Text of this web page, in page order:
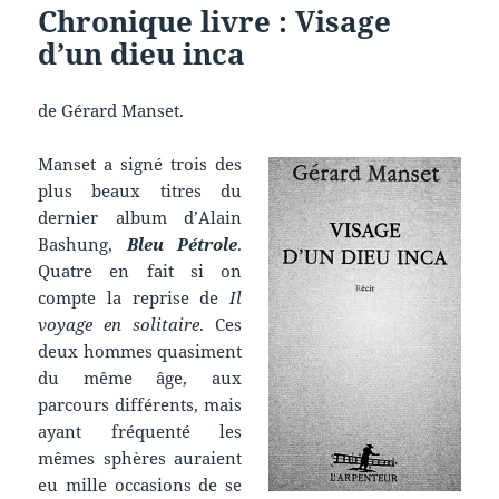
Chronique livre : Visage
d’un dieu inca
de Gérard Manset.
Manset a signé trois des
plus beaux titres du
dernier album d’Alain
Bashung,Bleu Pétrole.
Quatre en fait si on
compte la reprise deIl
voyage en solitaire. Ces
deux hommes quasiment
du même âge, aux
parcours différents, mais
ayant fréquenté les
mêmes sphères auraient
eu mille occasions de se